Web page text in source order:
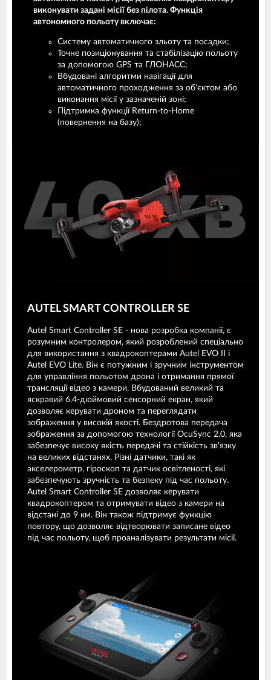
виконувати задані місії без пілота. Функція
автономного польоту включає:
Систему автоматичного зльоту та посадки;
Точне позиціонування та стабілізацію польоту
за допомогою GPS та ГЛОНАСС;
Вбудовані алгоритми навігації для
автоматичного проходження за об'єктом або
виконання місії у зазначеній зоні;
Підтримка функції Return-to-Home
(повернення на базу);
AUTEL SMART CONTROLLER SE
Autel Smart Controller SE - нова розробка компанії, є
розумним контролером, який розроблений спеціально
для використання з квадрокоптерами Autel EVO II і
Autel EVO Lite. Він є потужним і зручним інструментом
для управління польотом дрона і отримання прямої
трансляції відео з камери. Вбудований великий та
яскравий 6.4-дюймовий сенсорний екран, який
дозволяє керувати дроном та переглядати
зображення у високій якості. Бездротова передача
зображення за допомогою технології OcuSync 2.0, яка
забезпечує високу якість передачі та стійкість зв'язку
на великих відстанях. Різні датчики, такі як
акселерометр, гіроскоп та датчик освітленості, які
забезпечують зручність та безпеку під час польоту.
Autel Smart Controller SE дозволяє керувати
квадрокоптером та отримувати відео з камери на
відстані до 9 км. Він також підтримує функцію
повтору, що дозволяє відтворювати записане відео
під час польоту, щоб проаналізувати результати місії.